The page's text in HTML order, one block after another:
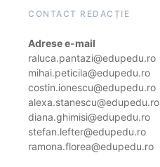
CONTACT REDACȚIE
Adrese e-mail
raluca.pantazi@edupedu.ro
mihai.peticila@edupedu.ro
costin.ionescu@edupedu.ro
alexa.stanescu@edupedu.ro
diana.ghimisi@edupedu.ro
stefan.lefter@edupedu.ro
ramona.florea@edupedu.ro